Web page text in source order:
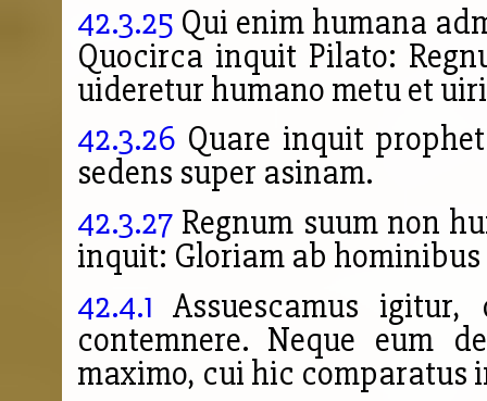
42.3.25 Qui enim humana
Quocirca inquit Pilato:
uideretur humano metu et
42.3.26 Quare inquit
sedens super asinam.
42.3.27Regnum suum non
inquit: Gloriam ab
42.4.1 Assuescamus
contemnere. Neque eum
maximo, cui hic comparatus